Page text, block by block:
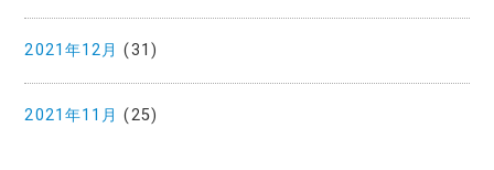
2021年12月 (31)
2021年11月 (25)